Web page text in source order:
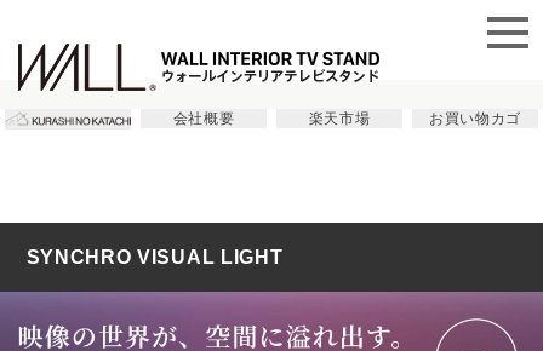
会社概要 楽天市場 お買い物カゴ
SYNCHRO VISUAL LIGHT